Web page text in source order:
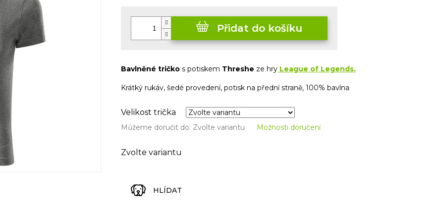
Zvolte variantu
Velikost trička
Můžeme doručit do: Zvolte variantu Možnosti doručení
Přidat do košíku
Bavlněné tričko s potiskem Threshe ze hry League of Legends.
Krátký rukáv, šedé provedení, potisk na přední straně, 100% bavlna
HLÍDAT